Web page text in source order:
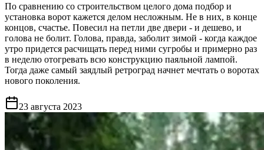
По сравнению со строительством целого дома подбор и
установка ворот кажется делом несложным. Не в них, в конце
концов, счастье. Повесил на петли две двери - и дешево, и
голова не болит. Голова, правда, заболит зимой - когда каждое
утро придется расчищать перед ними сугробы и примерно раз
в неделю отогревать всю конструкцию паяльной лампой.
Тогда даже самый заядлый ретроград начнет мечтать о воротах
нового поколения.
23 августа 2023